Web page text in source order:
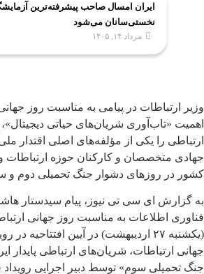
ایران امسال صاحب پیشرفته‌ترین
نخستی‌سانان می‌شود
مرداد ۱۴, ۱۴۰۵
وزیر ارتباطات در پیامی به مناسبت روز جهانی
اهمیت «تاب‌آوری شریان‌های حیاتی
ارتباطی را یکی از مؤلفه‌های اصلی اقتدار
جهادی متخصصان و کارکنان حوزه ارتباطات
کشور در روزهای دشوار جنگ تحمیلی دوم و
به گزارش ای سی تی نیوز، پیام سیدستار
فناوری اطلاعات به مناسبت روز جهانی
(یکشنبه ۲۷ اردیبهشت) در آیین افتتاحیه
جهانی ارتباطات، شریان‌های ارتباطی پایدار
جنگ تحمیلی سوم» توسط دبیر اجرایی